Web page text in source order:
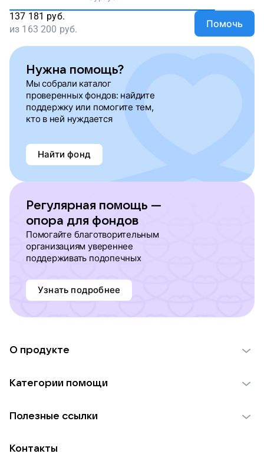
137 181 руб.
из 163 200 руб. Помочь
Нужна помощь?
Мы собрали каталог
проверенных фондов: найдите
поддержку или помогите тем,
кто в ней нуждается
Найти фонд
Регулярная помощь —
опора для фондов
Помогайте благотворительным
организациям увереннее
поддерживать подопечных
Узнать подробнее
О продукте
Использование материалов
Для НКО
Категории помощи
Пожилым
Полезные ссылки
Контакты